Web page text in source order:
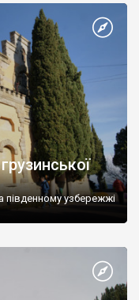
південному узбережжі